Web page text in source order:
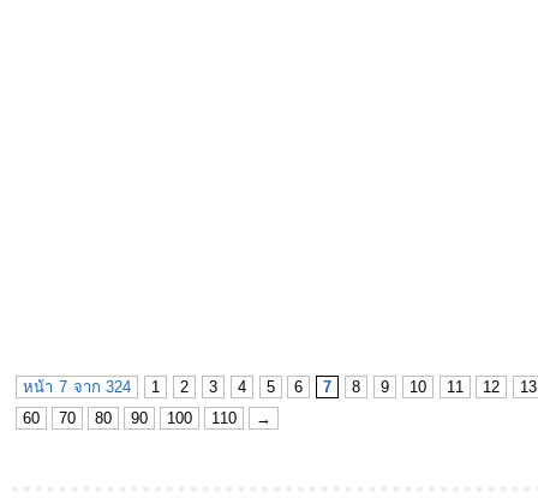
หน้า 7 จาก 324 1 2 3 4 5 6 7 8 9 10 11 12
13
60
70 80 90 100 110 →